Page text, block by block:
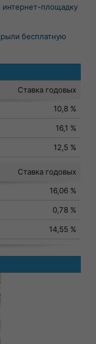
интернет-площадку
бесплатную
Ставка годовых
10,8 %
16,1 %
12,5 %
Ставка годовых
16,06 %
0,78 %
14,55 %